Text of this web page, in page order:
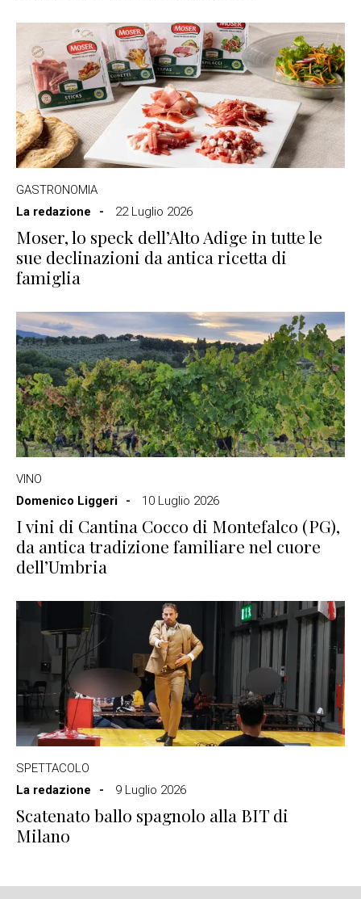
GASTRONOMIA
La redazione
22 Luglio 2026
Moser, lo speck dell’Alto Adige in tutte le
sue declinazioni da antica ricetta di
famiglia
VINO
Domenico Liggeri
10 Luglio 2026
I vini di Cantina Cocco di Montefalco (PG),
da antica tradizione familiare nel cuore
dell’Umbria
SPETTACOLO
La redazione
9 Luglio 2026
Scatenato ballo spagnolo alla BIT di
Milano